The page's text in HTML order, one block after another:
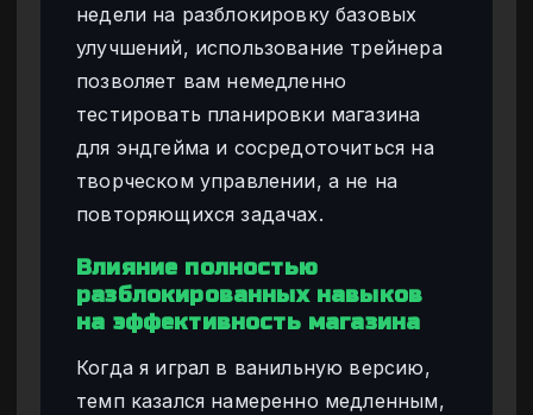
недели на разблокировку базовых
улучшений, использование трейнера
позволяет вам немедленно
тестировать планировки магазина
для эндгейма и сосредоточиться на
творческом управлении, а не на
повторяющихся задачах.
Влияние полностью
разблокированных навыков
на эффективность магазина
Когда я играл в ванильную версию,
темп казался намеренно медленным,